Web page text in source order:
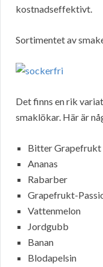
kostnadseffektivt.
Sortimentet av
Det finns en rik
smaklökar. Här är
Bitter Grapefrukt
Ananas
Rabarber
Grapefrukt-
Vattenmelon
Jordgubb
Banan
Blodapelsin